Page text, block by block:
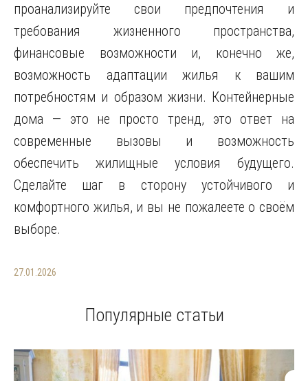
проанализируйте свои предпочтения и
требования жизненного пространства,
финансовые возможности и, конечно же,
возможность адаптации жилья к вашим
потребностям и образом жизни. Контейнерные
дома — это не просто тренд, это ответ на
современные вызовы и возможность
обеспечить жилищные условия будущего.
Сделайте шаг в сторону устойчивого и
комфортного жилья, и вы не пожалеете о своём
выборе.
27.01.2026
Популярные статьи